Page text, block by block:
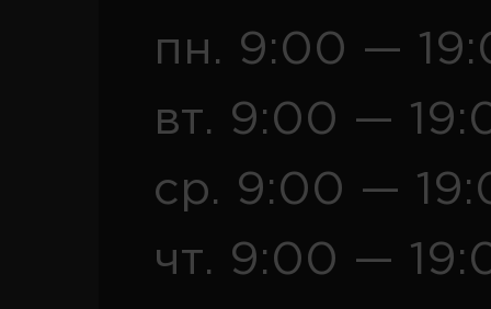
пн. 9:00 —
вт. 9:00 —
ср. 9:00 —
чт. 9:00 —